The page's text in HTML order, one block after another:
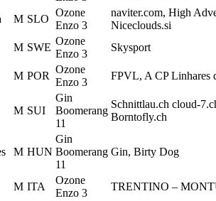
M SLO
Ozone
Enzo 3
naviter.com, High
Niceclouds.si
M SWE
Ozone
Enzo 3
Skysport
M POR
Ozone
Enzo 3
FPVL, A CP Linhares
M SUI
Gin
Boomerang
11
Schnittlau.ch cloud-
Borntofly.ch
M HUN
Gin
Boomerang
11
Gin, Birty Dog
M ITA
Ozone
Enzo 3
TRENTINO –